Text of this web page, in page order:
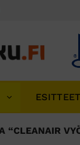
ESITTEET
“CLEANAIR